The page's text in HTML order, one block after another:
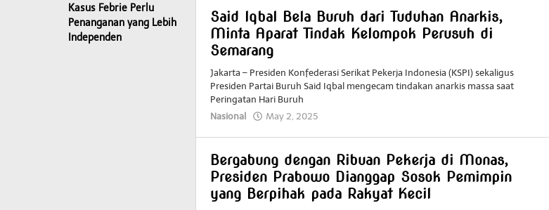
Kasus Febrie Perlu
Penanganan yang Lebih
Independen
Said Iqbal Bela Buruh dari Tuduhan Anarkis,
Minta Aparat Tindak Kelompok Perusuh di
Semarang
Jakarta – Presiden Konfederasi Serikat Pekerja Indonesia (KSPI) sekaligus
Presiden Partai Buruh Said Iqbal mengecam tindakan anarkis massa saat
Peringatan Hari Buruh
Nasional
May 2, 2025
Bergabung dengan Ribuan Pekerja di Monas,
Presiden Prabowo Dianggap Sosok Pemimpin
yang Berpihak pada Rakyat Kecil